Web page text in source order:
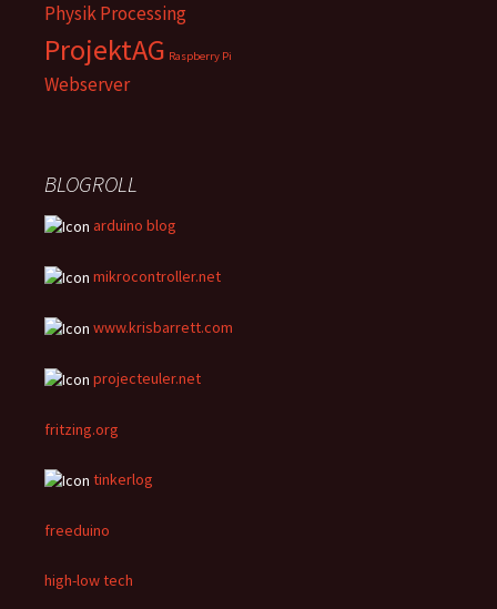
PhysikProcessing
ProjektAG Raspberry Pi
Webserver
BLOGROLL
arduino blog
mikrocontroller.net
www.krisbarrett.com
projecteuler.net
fritzing.org
tinkerlog
freeduino
high-low tech